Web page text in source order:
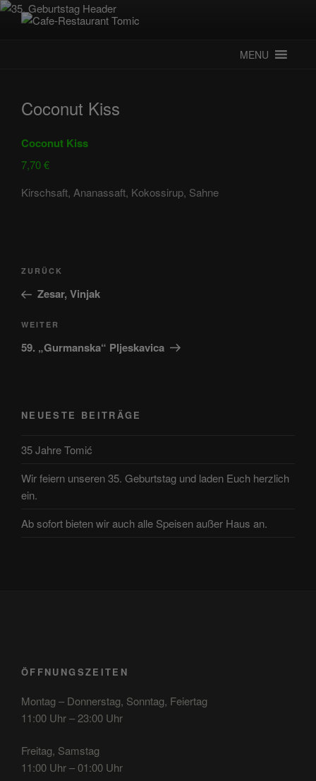
Zum
Inhalt
MENU
Coconut Kiss
Coconut Kiss
7,70 €
Kirschsaft, Ananassaft, Kokossirup, Sahne
Beitragsnavigation
Vorheriger
Beitrag
ZURÜCK
Zesar, Vinjak
Nächster
Beitrag
WEITER
59. „Gurmanska“ Pljeskavica
NEUESTE BEITRÄGE
35 Jahre Tomić
Wir feiern unseren 35. Geburtstag und laden Euch herzlich
ein.
Ab sofort bieten wir auch alle Speisen außer Haus an.
ÖFFNUNGSZEITEN
Montag – Donnerstag, Sonntag, Feiertag
11:00 Uhr – 23:00 Uhr
Freitag, Samstag
11:00 Uhr – 01:00 Uhr